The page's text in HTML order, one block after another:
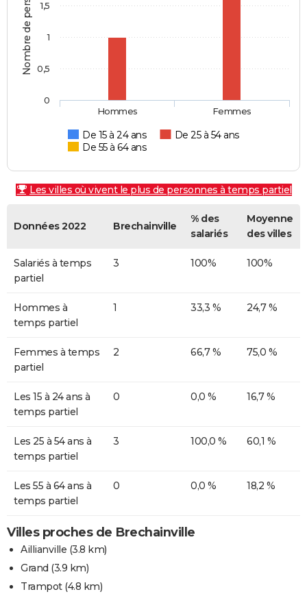
De 15 à 24 ans
De 25 à 54 ans
De 55 à 64 ans
Hommes Femmes
0
0,5
1
1,5
Les villes où vivent le plus de personnes à temps partiel
Données 2022 Brechainville
% des
salariés
Moyenne
des villes
Salariés à temps
partiel
3 100% 100%
Hommes à
temps partiel
1 33,3 % 24,7 %
Femmes à temps
partiel
2 66,7 % 75,0 %
Les 15 à 24 ans à
temps partiel
0 0,0 % 16,7 %
Les 25 à 54 ans à
temps partiel
3 100,0 % 60,1 %
Les 55 à 64 ans à
temps partiel
0 0,0 % 18,2 %
Villes proches de Brechainville
Aillianville (3.8 km)
Grand (3.9 km)
Trampot(4.8 km)